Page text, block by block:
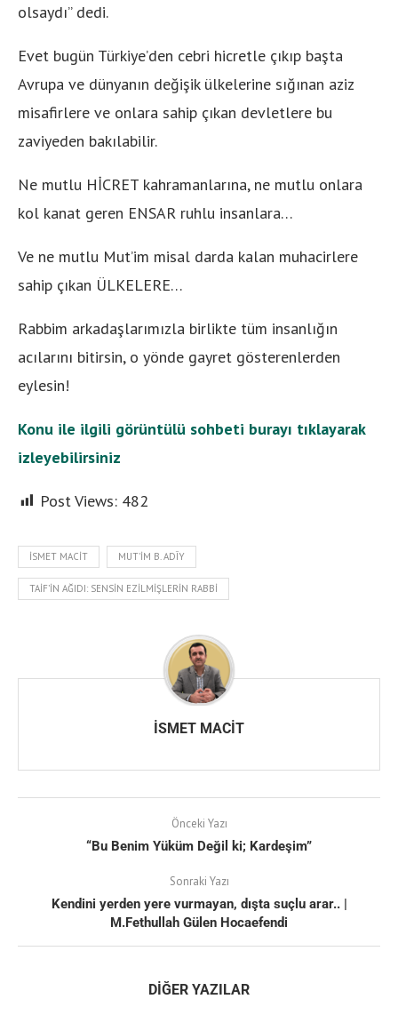
olsaydı” dedi.
Evet bugün Türkiye’den cebri hicretle çıkıp başta
Avrupa ve dünyanın değişik ülkelerine sığınan aziz
misafirlere ve onlara sahip çıkan devletlere bu
zaviyeden bakılabilir.
Ne mutlu HİCRET kahramanlarına, ne mutlu onlara
kol kanat geren ENSAR ruhlu insanlara…
Ve ne mutlu Mut’im misal darda kalan muhacirlere
sahip çıkan ÜLKELERE…
Rabbim arkadaşlarımızla birlikte tüm insanlığın
acılarını bitirsin, o yönde gayret gösterenlerden
eylesin!
Konu ile ilgili görüntülü sohbeti burayı tıklayarak
izleyebilirsiniz
Post Views: 482
İSMET MACIT MUT'IM B. ADÎY
TAIF’IN AĞIDI: SENSIN EZILMIŞLERIN RABBI
İSMET MACIT
Önceki Yazı
“Bu Benim Yüküm Değil ki; Kardeşim”
Sonraki Yazı
Kendini yerden yere vurmayan, dışta suçlu arar.. |
M.Fethullah Gülen Hocaefendi
DIĞER YAZILAR